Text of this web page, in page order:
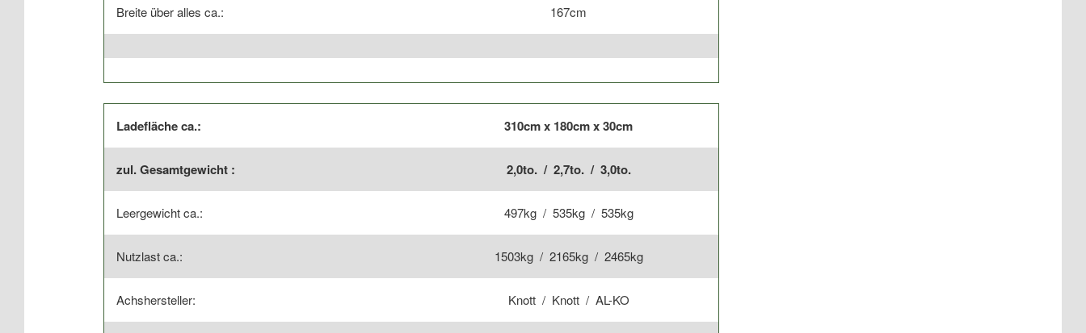
Breite über alles ca.: 167cm
Ladefläche ca.: 310cm x 180cm x 30cm
zul. Gesamtgewicht : 2,0to. / 2,7to. / 3,0to.
Leergewicht ca.: 497kg / 535kg / 535kg
Nutzlast ca.: 1503kg / 2165kg / 2465kg
Achshersteller: Knott / Knott / AL-KO